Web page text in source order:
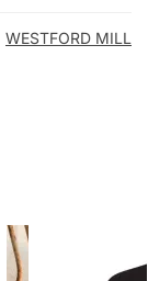
WESTFORD MILL